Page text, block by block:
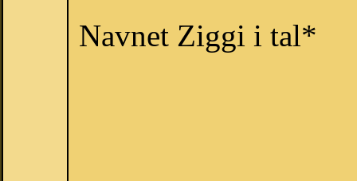
Navnet Ziggi i tal*